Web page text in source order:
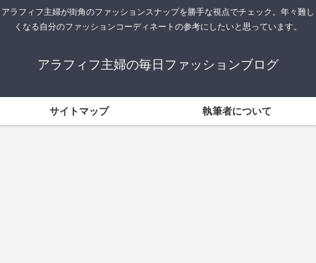
アラフィフ主婦が街角のファッションスナップを勝手な視点でチェック。年々難し
くなる自分のファッションコーディネートの参考にしたいと思っています。
アラフィフ主婦の毎日ファッションブログ
サイトマップ 執筆者について